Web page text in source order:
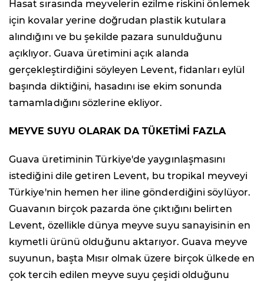
Hasat sırasında meyvelerin ezilme riskini önlemek
için kovalar yerine doğrudan plastik kutulara
alındığını ve bu şekilde pazara sunulduğunu
açıklıyor. Guava üretimini açık alanda
gerçekleştirdiğini söyleyen Levent, fidanları eylül
başında diktiğini, hasadını ise ekim sonunda
tamamladığını sözlerine ekliyor.
MEYVE SUYU OLARAK DA TÜKETİMİ FAZLA
Guava üretiminin Türkiye'de yaygınlaşmasını
istediğini dile getiren Levent, bu tropikal meyveyi
Türkiye'nin hemen her iline gönderdiğini söylüyor.
Guavanın birçok pazarda öne çıktığını belirten
Levent, özellikle dünya meyve suyu sanayisinin en
kıymetli ürünü olduğunu aktarıyor. Guava meyve
suyunun, başta Mısır olmak üzere birçok ülkede en
çok tercih edilen meyve suyu çeşidi olduğunu